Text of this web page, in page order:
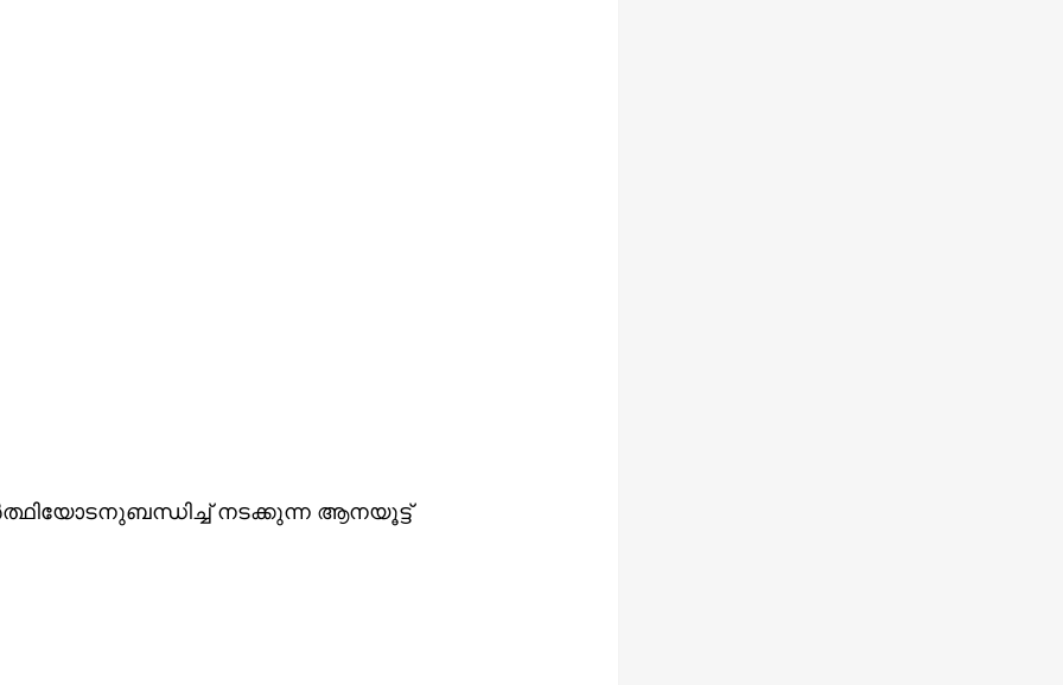
നടക്കുന്ന ആനയൂട്ട്